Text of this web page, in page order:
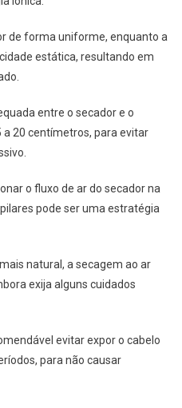
de forma uniforme, enquanto a
estática, resultando em
entre o secador e o
20 centímetros, para evitar
o fluxo de ar do secador na
pode ser uma estratégia
natural, a secagem ao ar
exija alguns cuidados
evitar expor o cabelo
para não causar